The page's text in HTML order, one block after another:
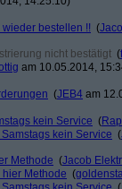
bestellen !! (
nicht bestätigt (
am 10.05.2014,
(JEB4 am
kein Service (
kein Service (
Methode (Jacob
Methode (